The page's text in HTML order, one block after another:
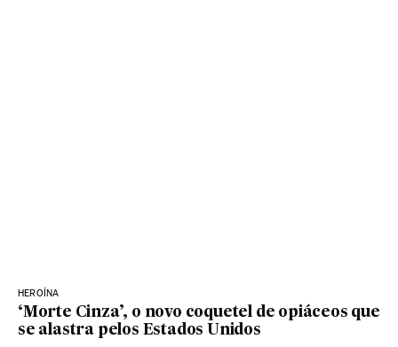
HEROÍNA
‘Morte Cinza’, o novo coquetel de opiáceos que
se alastra pelos Estados Unidos